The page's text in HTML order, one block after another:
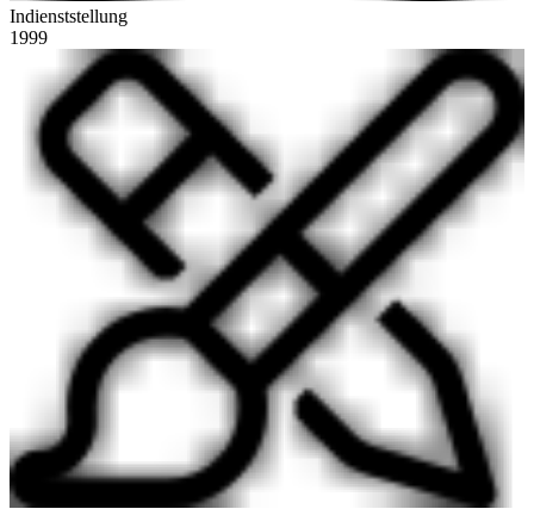
Indienststellung
1999